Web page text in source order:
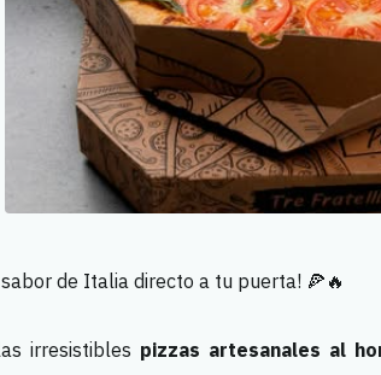
de Italia directo a tu puerta! 🍕🔥
irresistibles pizzas artesanales al